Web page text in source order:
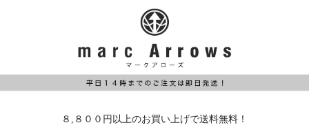
８,８００円以上のお買い上げで送料無料！